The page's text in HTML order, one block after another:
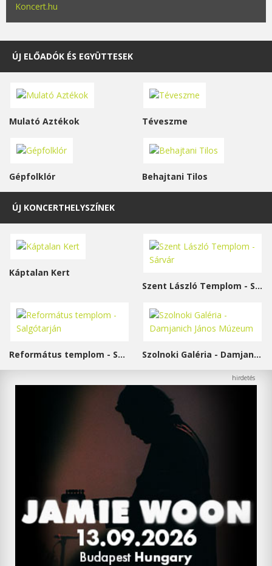
Koncert.hu
ÚJ ELŐADÓK ÉS EGYÜTTESEK
Mulató Aztékok Téveszme
Gépfolklór Behajtani Tilos
ÚJ KONCERTHELYSZÍNEK
Káptalan Kert
Szent László Templom - Sárvár
Református templom - Salgótarján Szolnoki Galéria - Damjanich János Múzeum